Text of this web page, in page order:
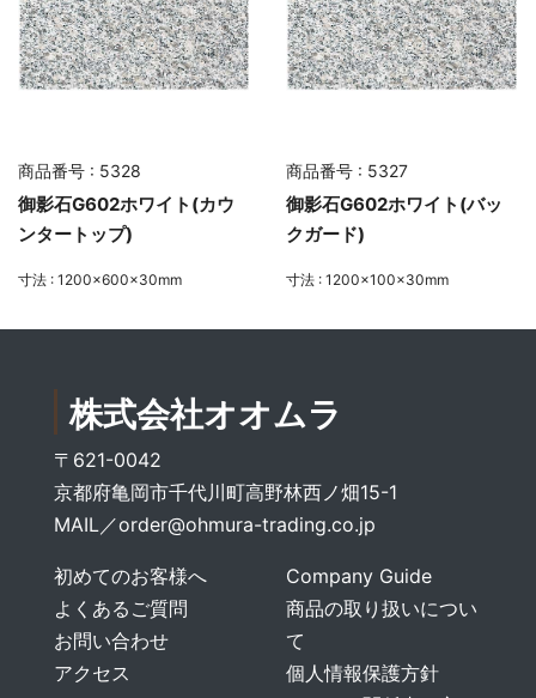
商品番号 : 5328
御影石G602ホワイト(カウ
ンタートップ)
寸法 : 1200×600×30mm
商品番号 : 5327
御影石G602ホワイト(バッ
クガード)
寸法 : 1200×100×30mm
株式会社オオムラ
〒621-0042
京都府亀岡市千代川町高野林西ノ畑15-1
MAIL／order@ohmura-trading.co.jp
初めてのお客様へ
よくあるご質問
お問い合わせ
アクセス
Company Guide
商品の取り扱いについ
て
個人情報保護方針